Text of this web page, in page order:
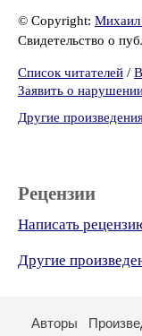
© Copyright: Михаил
Свидетельство о
Список читателей /
Заявить о
Другие
Рецензии
Написать
Другие
Авторы